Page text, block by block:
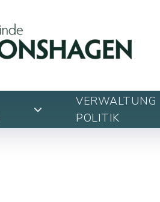
VERWALTUNG
POLITIK